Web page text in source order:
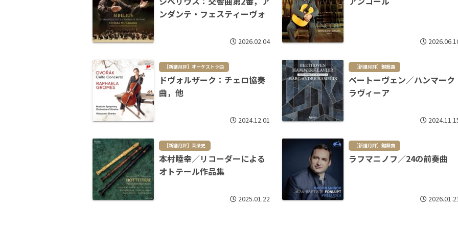
ンダンテ・フェスティーヴォ
2026.02.04
［新譜月評］オーケストラ曲
ドヴォルザーク：チェロ協奏
曲，他
2024.12.01
［新譜月評］鍵盤曲
ベートーヴェン／ハンマーク
ラヴィーア
［新譜月評］音楽史
本村睦幸／リコーダーによる
オトテール作品集
2025.01.22
［新譜月評］鍵盤曲
ラフマニノフ／24の前奏曲